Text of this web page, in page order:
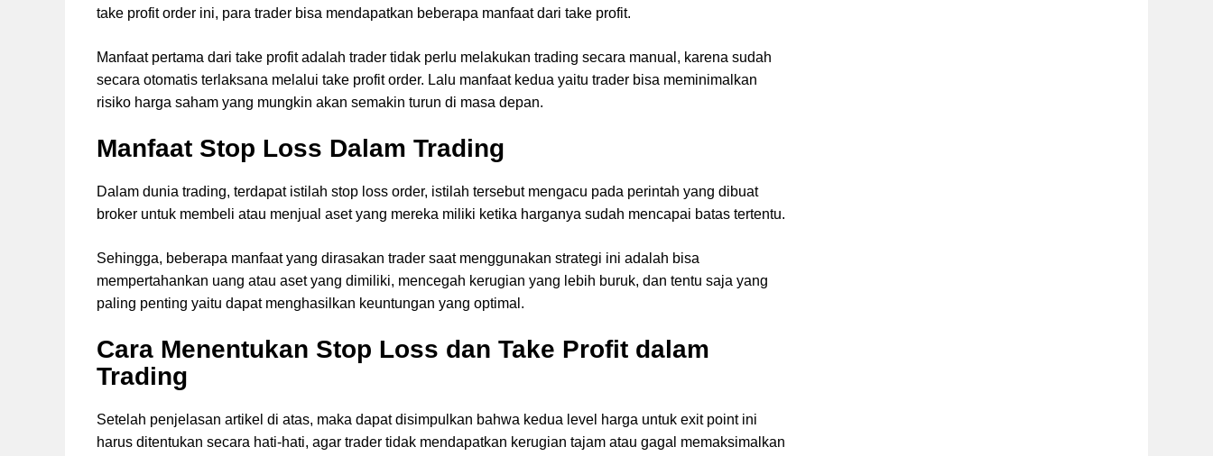
take profit order ini, para trader bisa mendapatkan beberapa manfaat dari take profit.
Manfaat pertama dari take profit adalah trader tidak perlu melakukan trading secara manual, karena sudah
secara otomatis terlaksana melalui take profit order. Lalu manfaat kedua yaitu trader bisa meminimalkan
risiko harga saham yang mungkin akan semakin turun di masa depan.
Manfaat Stop Loss Dalam Trading
Dalam dunia trading, terdapat istilah stop loss order, istilah tersebut mengacu pada perintah yang dibuat
broker untuk membeli atau menjual aset yang mereka miliki ketika harganya sudah mencapai batas tertentu.
Sehingga, beberapa manfaat yang dirasakan trader saat menggunakan strategi ini adalah bisa
mempertahankan uang atau aset yang dimiliki, mencegah kerugian yang lebih buruk, dan tentu saja yang
paling penting yaitu dapat menghasilkan keuntungan yang optimal.
Cara Menentukan Stop Loss dan Take Profit dalam
Trading
Setelah penjelasan artikel di atas, maka dapat disimpulkan bahwa kedua level harga untuk exit point ini
harus ditentukan secara hati-hati, agar trader tidak mendapatkan kerugian tajam atau gagal memaksimalkan